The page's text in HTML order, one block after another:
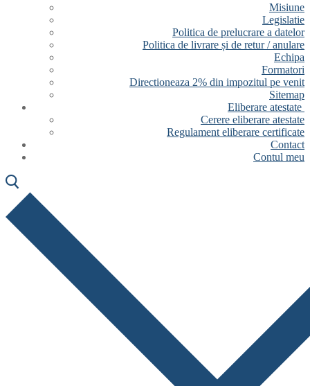
Misiune
Legislatie
Politica de prelucrare a datelor
Politica de livrare și de retur / anulare
Echipa
Formatori
Directioneaza 2% din impozitul pe venit
Sitemap
Eliberare atestate
Cerere eliberare atestate
Regulament eliberare certificate
Contact
Contul meu